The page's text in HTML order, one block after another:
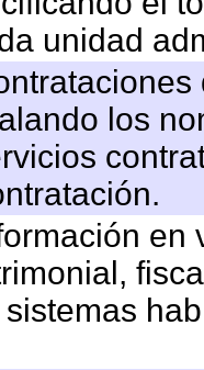
unidad
los